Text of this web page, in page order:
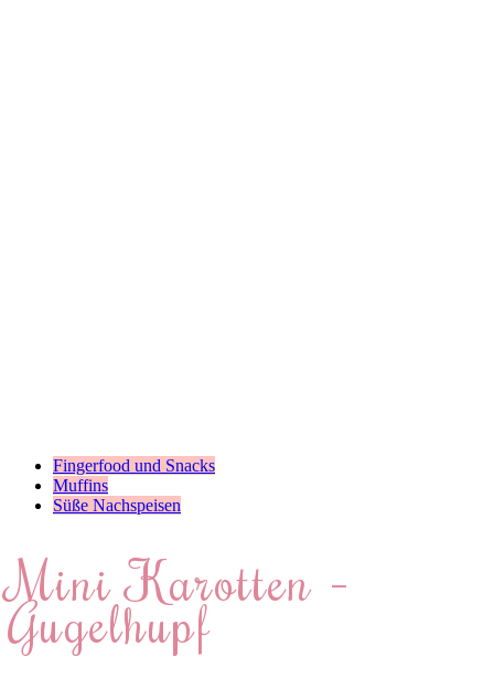
Fingerfood und Snacks
Muffins
Süße Nachspeisen
Mini Karotten –
Gugelhupf